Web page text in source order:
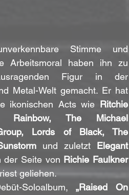
Stimme und
Arbeitsmoral haben ihn zu
Figur in der
Metal-Welt gemacht. Er hat
ikonischen Acts wie Ritchie
Rainbow, The Michael
Lords of Black, The
und zuletzt Elegant
der Seite von
Richie Faulkner
geliehen.
Soloalbum, „Raised On